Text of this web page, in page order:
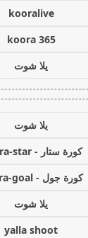
kooralive
koora 365
يلا شوت
يلا شوت
كورة ستار - koora-star
كورة جول - koora-goal
يلا شوت
yalla shoot